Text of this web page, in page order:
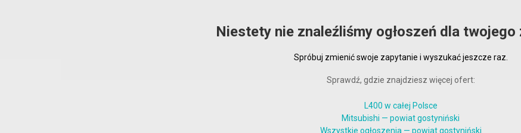
Niestety nie znaleźliśmy ogłoszeń dla twojego
Spróbuj zmienić swoje zapytanie i wyszukać jeszcze raz.
Sprawdź, gdzie znajdziesz więcej ofert:
L400 w całej Polsce
Mitsubishi — powiat gostyniński
Wszystkie ogłoszenia — powiat gostyniński